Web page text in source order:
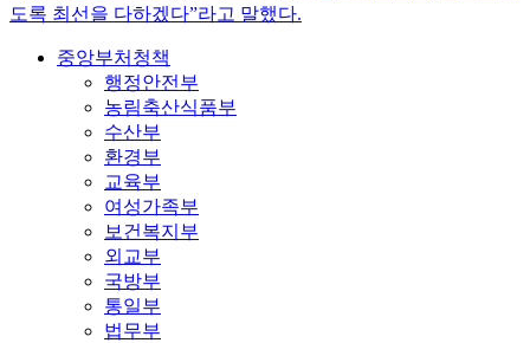
도록 최선을 다하겠다”라고 말했다.
중앙부처청책
행정안전부
농림축산식품부
수산부
환경부
교육부
여성가족부
보건복지부
외교부
국방부
통일부
법무부